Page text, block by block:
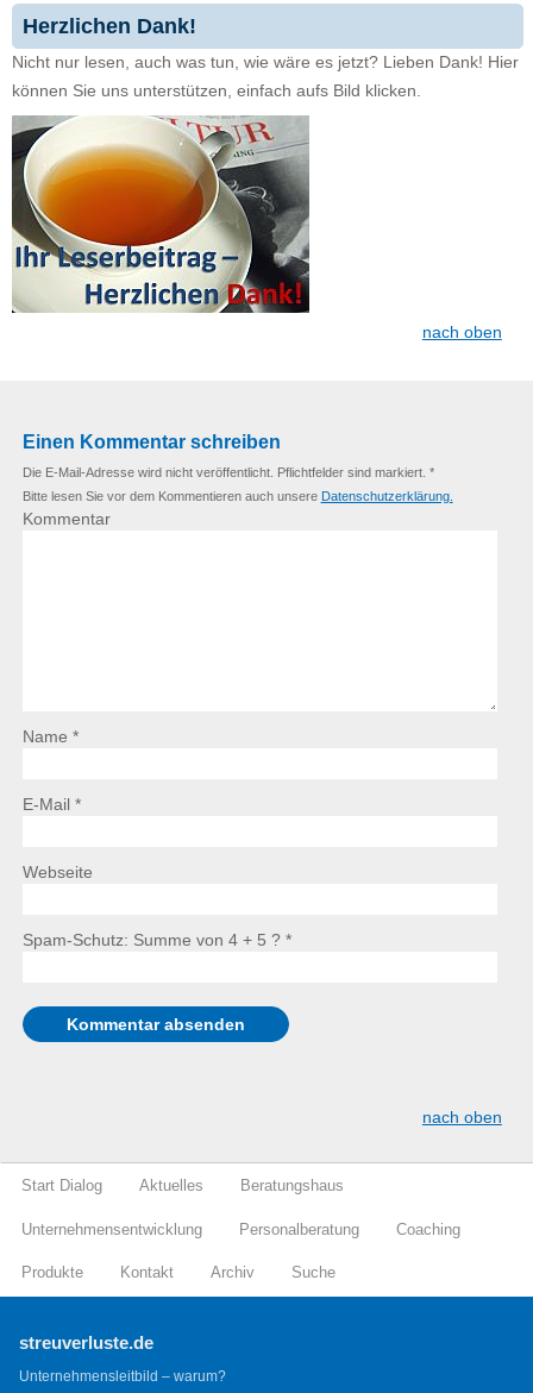
Herzlichen Dank!
Nicht nur lesen, auch was tun, wie wäre es jetzt? Lieben Dank! Hier
können Sie uns unterstützen, einfach aufs Bild klicken.
nach oben
Einen Kommentar schreiben
Die E-Mail-Adresse wird nicht veröffentlicht. Pflichtfelder sind markiert. *
Bitte lesen Sie vor dem Kommentieren auch unsere Datenschutzerklärung.
Kommentar
Name *
E-Mail *
Webseite
Spam-Schutz: Summe von 4 + 5 ? *
nach oben
Start Dialog Aktuelles Beratungshaus
Unternehmensentwicklung Personalberatung Coaching
Produkte Kontakt Archiv Suche
streuverluste.de
Unternehmensleitbild – warum?